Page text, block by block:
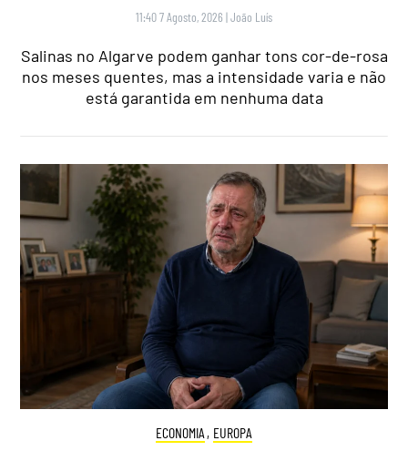
11:40 7 Agosto, 2026 |João Luís
Salinas no Algarve podem ganhar tons cor-de-rosa
nos meses quentes, mas a intensidade varia e não
está garantida em nenhuma data
ECONOMIA , EUROPA